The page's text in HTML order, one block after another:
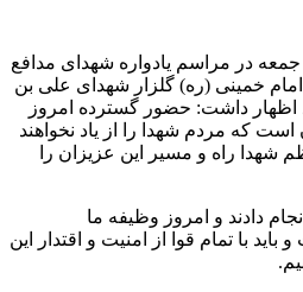
در مراسم یادواره شهدای مدافع
خمینی (ره) گلزار شهدای علی بن
اظهار داشت: حضور گسترده امروز
که مردم شهدا را از یاد نخواهند
شهدا راه و مسیر این عزیزان را
دادند و امروز وظیفه ما
با تمام قوا از امنیت و اقتدار این